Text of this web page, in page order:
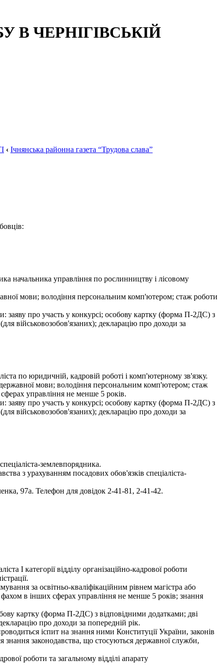
ЧЕРНІГІВСЬКІЙ
‹ Ічнянська районна газета “Трудова слава”
начальника управління по рослинництву і лісовому
мови; володіння персональним комп'ютером; стаж роботи
заяву про участь у конкурсі; особову картку (форма П-2ДС) з
військовозобов'язаних); декларацію про доходи за
по юридичній, кадровій роботі і комп'ютерному зв'язку.
мови; володіння персональним комп'ютером; стаж
управління не менше 5 років.
заяву про участь у конкурсі; особову картку (форма П-2ДС) з
військовозобов'язаних); декларацію про доходи за
землевпорядника.
з урахуванням посадових обов'язків спеціаліста-
97а. Телефон для довідок 2-41-81, 2-41-42.
І категорії відділу організаційно-кадрової роботи
за освітньо-кваліфікаційним рівнем магістра або
фахом в інших сферах управління не менше 5 років; знання
картку (форма П-2ДС) з відповідними додатками; дві
про доходи за попередній рік.
іспит на знання ними Конституції України, законів
знання законодавства, що стосуються державної служби,
роботи та загальному відділі апарату